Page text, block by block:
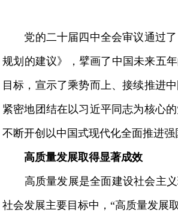
党的二十届四中全会审议通过了
规划的建议》，擘画了中国未来五
目标，宣示了乘势而上、接续推进
紧密地团结在以习近平同志为核心
不断开创以中国式现代化全面推进强
高质量发展取得显著成效
高质量发展是全面建设社会主义
社会发展主要目标中，“高质量发展